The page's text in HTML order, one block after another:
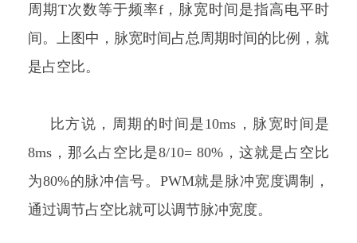
周期T次数等于频率f，脉宽时间是指高电平时
间。上图中，脉宽时间占总周期时间的比例，就
是占空比。
比方说，周期的时间是10ms，脉宽时间是
8ms，那么占空比是8/10= 80%，这就是占空比
为80%的脉冲信号。PWM就是脉冲宽度调制，
通过调节占空比就可以调节脉冲宽度。